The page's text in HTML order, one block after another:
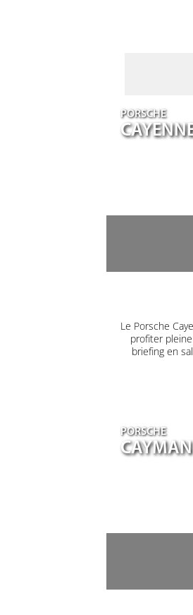
PORSCHE
Le Porsche
profiter
briefing en
PORSCHE